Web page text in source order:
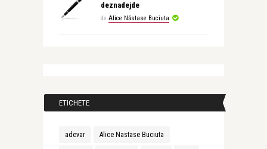
deznadejde
de Alice Năstase Buciuta
ETICHETE
adevar Alice Nastase Buciuta